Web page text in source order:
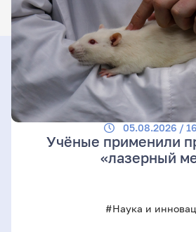
05.08.2026 /
Учёные применили
«лазерный
#Наука и